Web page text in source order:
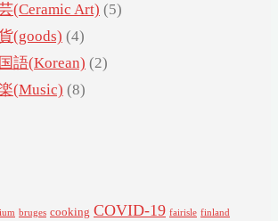
(Ceramic Art) (5)
(goods) (4)
語(Korean) (2)
(Music) (8)
bruges cooking COVID-19 fairisle finland